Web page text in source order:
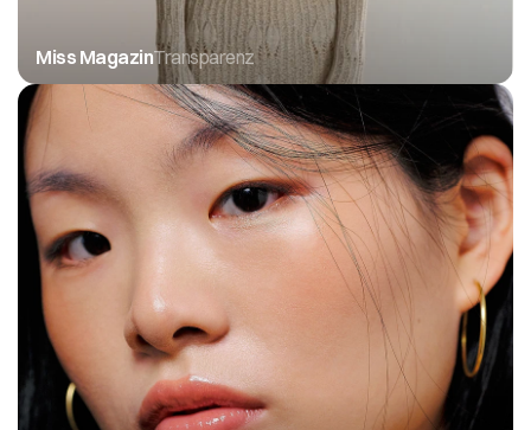
Miss MagazinTransparenz